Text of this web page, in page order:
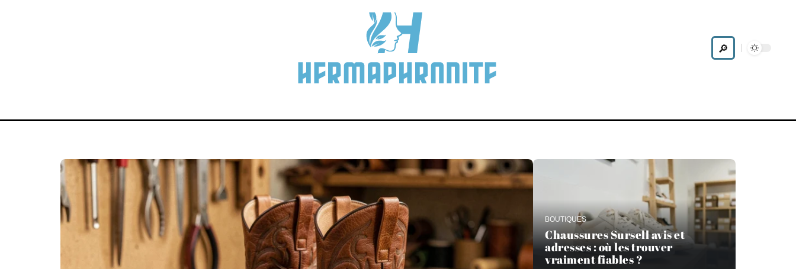
BOUTIQUES
Chaussures Sursell avis et
adresses : où les trouver
vraiment fiables ?